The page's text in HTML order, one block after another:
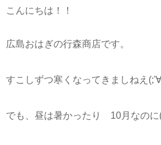
こんにちは！！
広島おはぎの行森商店です。
すこしずつ寒くなってきましねえ
でも、昼は暑かったり 10月なのに